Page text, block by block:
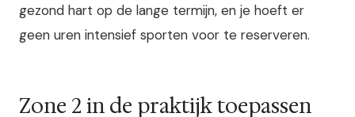
gezond hart op de lange termijn, en je hoeft er
geen uren intensief sporten voor te reserveren.
Zone 2 in de praktijk toepassen